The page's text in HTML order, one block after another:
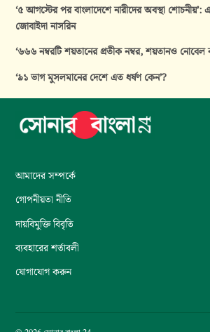
‘৫ আগস্টের পর বাংলাদেশে নারীদের অবস্থা শোচনীয়’:
জোবাইদা নাসরিন
‘৬৬৬ নম্বরটি শয়তানের প্রতীক নম্বর, শয়তানও নোবেল
‘৯১ ভাগ মুসলমানের দেশে এত ধর্ষণ কেন’?
আমাদের সম্পর্কে
গোপনীয়তা নীতি
দায়বিমুক্তি বিবৃতি
ব্যবহারের শর্তাবলী
যোগাযোগ করুন